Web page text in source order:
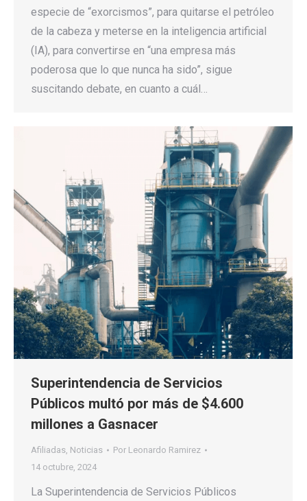
especie de “exorcismos”, para quitarse el petróleo
de la cabeza y meterse en la inteligencia artificial
(IA), para convertirse en “una empresa más
poderosa que lo que nunca ha sido”, sigue
suscitando debate, en cuanto a cuál…
Superintendencia de Servicios
Públicos multó por más de $4.600
millones a Gasnacer
Afiliadas, Noticias Por Leonardo Ramirez
14 octubre, 2024
La Superintendencia de Servicios Públicos